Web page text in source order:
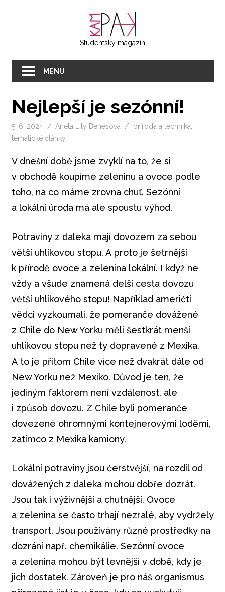
Studentský magazín
MENU
Nejlepší je sezónní!
5. 6. 2024 Aneta Lily Benešová příroda a technika
tematické články
V dnešní době jsme zvyklí na to, že si
v obchodě koupíme zeleninu a ovoce podle
toho, na co máme zrovna chuť. Sezónní
a lokální úroda má ale spoustu výhod.
Potraviny z daleka mají dovozem za sebou
větší uhlíkovou stopu. A proto je šetrnější
k přírodě ovoce a zelenina lokální. I když ne
vždy a všude znamená delší cesta dovozu
větší uhlíkového stopu! Například američtí
vědci vyzkoumali, že pomeranče dovážené
z Chile do New Yorku měli šestkrát menší
uhlíkovou stopu než ty dopravené z Mexika.
A to je přitom Chile více než dvakrát dále od
New Yorku než Mexiko. Důvod je ten, že
jediným faktorem není vzdálenost, ale
i způsob dovozu. Z Chile byli pomeranče
dovezené ohromnými kontejnerovými loděmi,
zatímco z Mexika kamiony.
Lokální potraviny jsou čerstvější, na rozdíl od
dovážených z daleka mohou dobře dozrát.
Jsou tak i výživnější a chutnější. Ovoce
a zelenina se často trhají nezralé, aby vydržely
transport. Jsou používány různé prostředky na
dozrání např. chemikálie. Sezónní ovoce
a zelenina mohou být levnější v době, kdy je
jich dostatek. Zároveň je pro náš organismus